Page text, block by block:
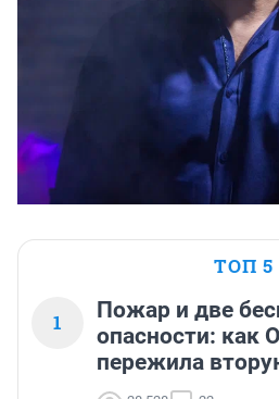
ТОП 5
1
Пожар и две
опасности: как
пережила